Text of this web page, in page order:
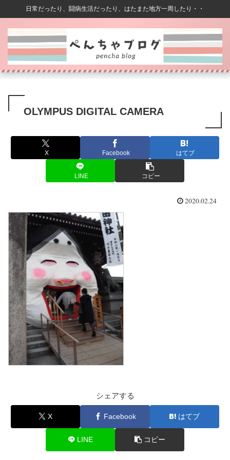
日常だったり、闘病生活だったり、はたまた地方一周したり・・
OLYMPUS DIGITAL CAMERA
X Facebook はてブ
LINE コピー
2020.02.24
シェアする
X Facebook はてブ
LINE コピー